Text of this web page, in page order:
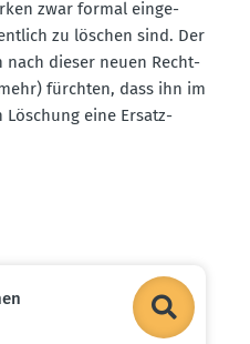
zwar formal einge­
zu löschen sind. Der
nach dieser neuen Recht­
fürchten, dass ihn im
Löschung eine Ersatz­